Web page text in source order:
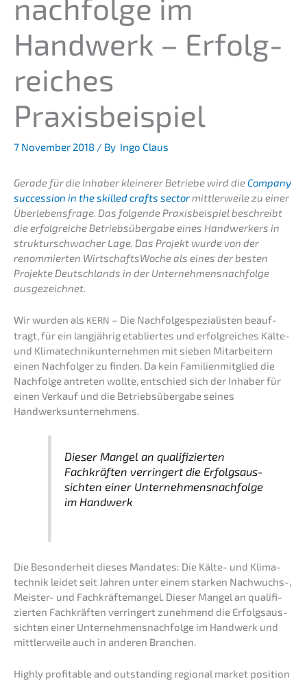
nachfolge im
Handwerk – Erfolg­
rei­ches
Praxisbeispiel
7 Novem­ber 2018 / By Ingo Claus
Gerade für die Inhaber kleine­rer Betrie­be wird dieCompa­ny
succes­si­on in the skilled crafts sectormittler­wei­le zu einer
Überle­bens­fra­ge. Das folgen­de Praxis­bei­spiel beschreibt
die erfolg­rei­che Betriebs­über­ga­be eines Handwer­kers in
struk­tur­schwa­cher Lage. Das Projekt wurde von der
renom­mier­ten Wirtschafts­Wo­che als eines der besten
Projek­te Deutsch­lands in der Unternehmens­nachfolge
ausgezeichnet.
Wir wurden als KERN – Die Nachfolge­spezialisten beauf­
tragt, für ein langjäh­rig etablier­tes und erfolg­rei­ches Kälte-
und Klima­tech­nik­un­ter­neh­men mit sieben Mitar­bei­tern
einen Nachfol­ger zu finden. Da kein Famili­en­mit­glied die
Nachfol­ge antre­ten wollte, entschied sich der Inhaber für
einen Verkauf und die Betriebs­über­ga­be seines
Handwerksunternehmens.
Dieser Mangel an quali­fi­zier­ten
Fachkräf­ten verrin­gert die Erfolgs­aus­
sich­ten einer Unternehmens­nachfolge
im Handwerk
Die Beson­der­heit dieses Manda­tes: Die Kälte- und Klima­
tech­nik leidet seit Jahren unter einem starken Nachwuchs-,
Meister- und Fachkräf­te­man­gel. Dieser Mangel an quali­fi­
zier­ten Fachkräf­ten verrin­gert zuneh­mend die Erfolgs­aus­
sich­ten einer Unternehmens­nachfolge im Handwerk und
mittler­wei­le auch in anderen Branchen.
Highly profi­ta­ble and outstan­ding regio­nal market position